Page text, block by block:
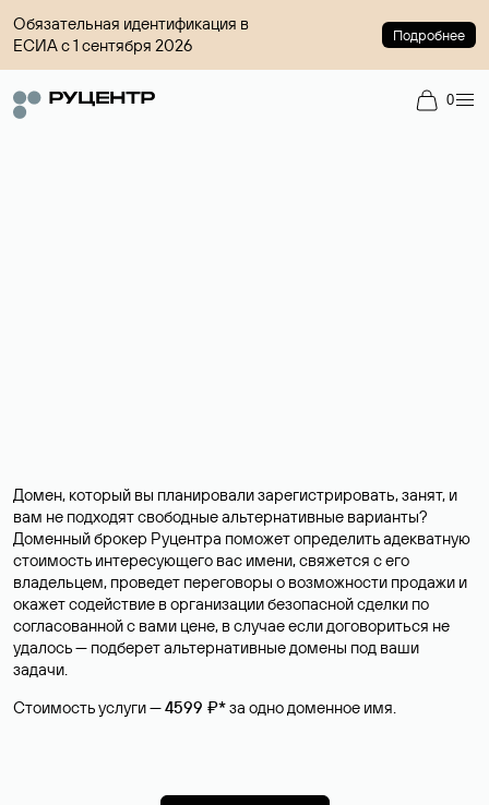
Обязательная идентификация в
ЕСИА с 1 сентября 2026
Подробнее
0
Домен, который вы планировали зарегистрировать, занят, и
вам не подходят свободные альтернативные варианты?
Доменный брокер Руцентра поможет определить адекватную
стоимость интересующего вас имени, свяжется с его
владельцем, проведет переговоры о возможности продажи и
окажет содействие в организации безопасной сделки по
согласованной с вами цене, в случае если договориться не
удалось — подберет альтернативные домены под ваши
задачи.
Стоимость услуги —4599 ₽*за одно доменное имя.